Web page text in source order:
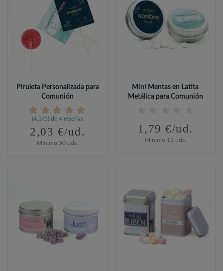
Piruleta Personalizada para
Comunión
(4,3/5) de 4 reseñas
2,03 €/ud.
Mínimo 50 uds.
Mini Mentas en Latita
Metálica para Comunión
1,79 €/ud.
Mínimo 12 uds.